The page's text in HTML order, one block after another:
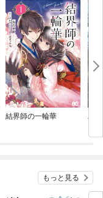
結界師の一輪華
バ
今
もっと見る